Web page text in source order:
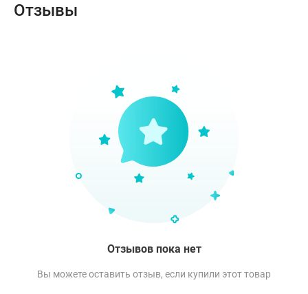
Отзывы
Отзывов пока нет
Вы можете оставить отзыв, если купили этот товар